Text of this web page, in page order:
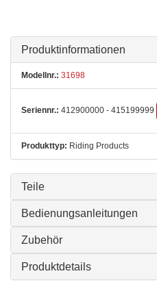
Produktinformationen
Modellnr.: 31698
Seriennr.: 412900000 - 415199999
Produkttyp: Riding Products
Teile
Bedienungsanleitungen
Zubehör
Produktdetails